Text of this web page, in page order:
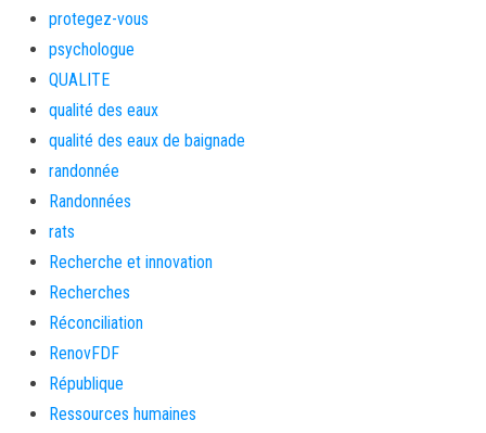
protegez-vous
psychologue
QUALITE
qualité des eaux
qualité des eaux de baignade
randonnée
Randonnées
rats
Recherche et innovation
Recherches
Réconciliation
RenovFDF
République
Ressources humaines